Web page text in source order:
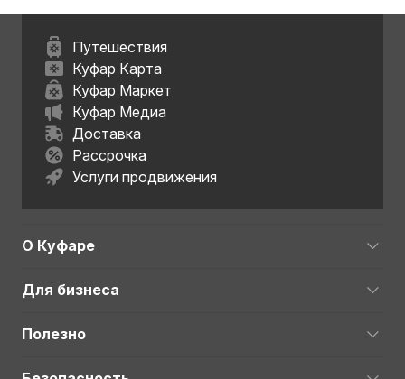
Путешествия
Куфар Карта
Куфар Маркет
Куфар Медиа
Доставка
Рассрочка
Услуги продвижения
О Куфаре
Для бизнеса
Полезно